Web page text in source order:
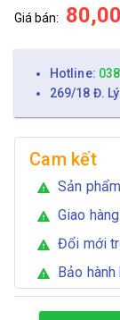
Giá bán:
Hotline:
269/18 Đ.
Cam kết
warning Sản
warning Giao
warning Đổi mới
warning Bảo